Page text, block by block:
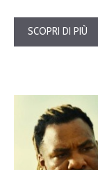
SCOPRI DI PIÙ